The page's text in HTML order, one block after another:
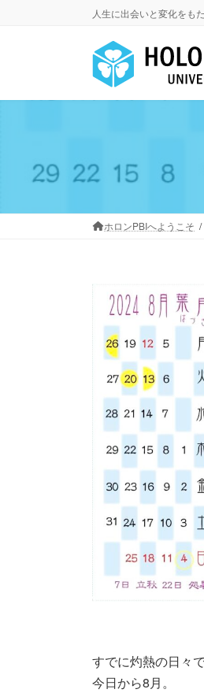
へ
ョ
人生に出会いと変化をも
ホロンPBIへようこそ
すでに灼熱の日々で
今日から8月。